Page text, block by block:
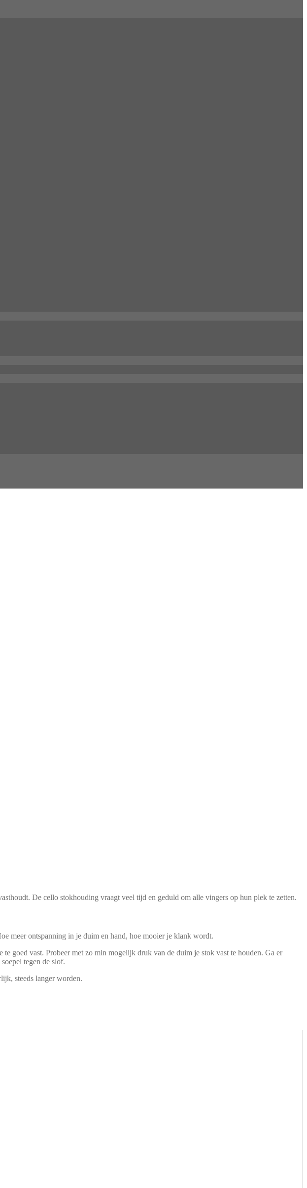
De cello stokhouding vraagt veel tijd en geduld om alle vingers op hun plek te zetten.
meer ontspanning in je duim en hand, hoe mooier je klank wordt.
goed vast. Probeer met zo min mogelijk druk van de duim je stok vast te houden. Ga er
tegen de slof.
steeds langer worden.